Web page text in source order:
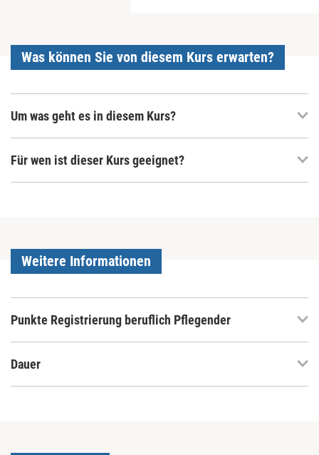
Was können Sie von diesem Kurs erwarten?
Um was geht es in diesem Kurs?
Für wen ist dieser Kurs geeignet?
Weitere Informationen
Punkte Registrierung beruflich Pflegender
Dauer